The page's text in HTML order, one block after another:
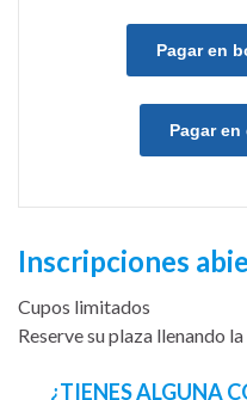
Pagar en
Pagar
Inscripciones
Cupos limitados
Reserve su plaza llenando la
¿TIENES ALGUNA